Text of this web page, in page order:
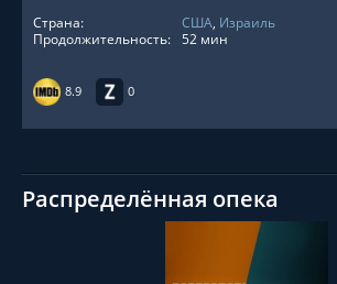
8.9 0
Страна:
США, Израиль
Продолжительность: 52 мин
Распределённая опека